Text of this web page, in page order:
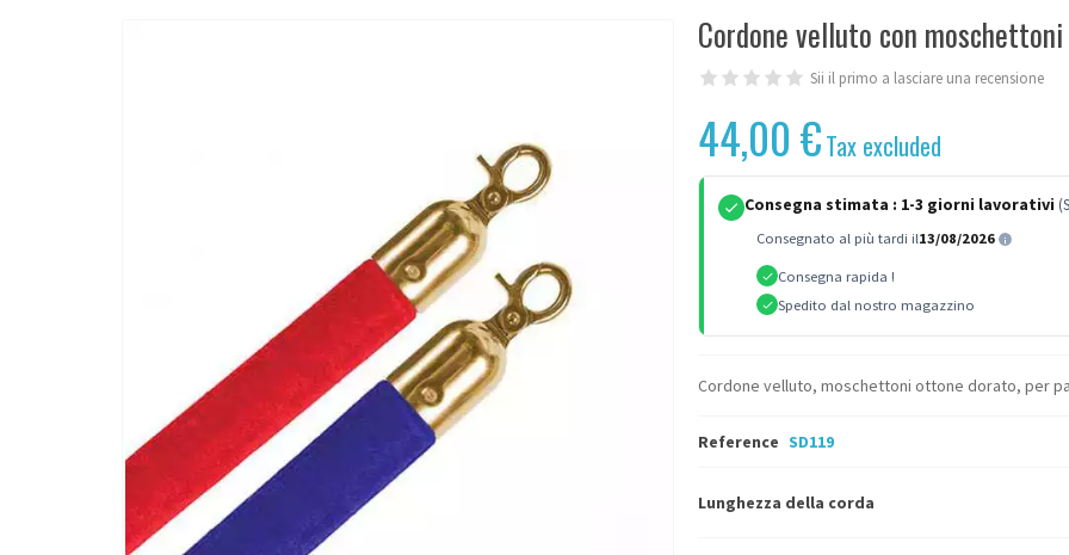
Cordone velluto con
Sii il primo a lasciare una recensione
44,00 €Tax excluded
Consegna stimata : 1-3 giorni lavorativi
Consegnato al più tardi il13/08/2026
Consegna rapida !
Spedito dal nostro magazzino
Cordone velluto, moschettoni ottone dorato, per
Reference SD119
Lunghezza della corda